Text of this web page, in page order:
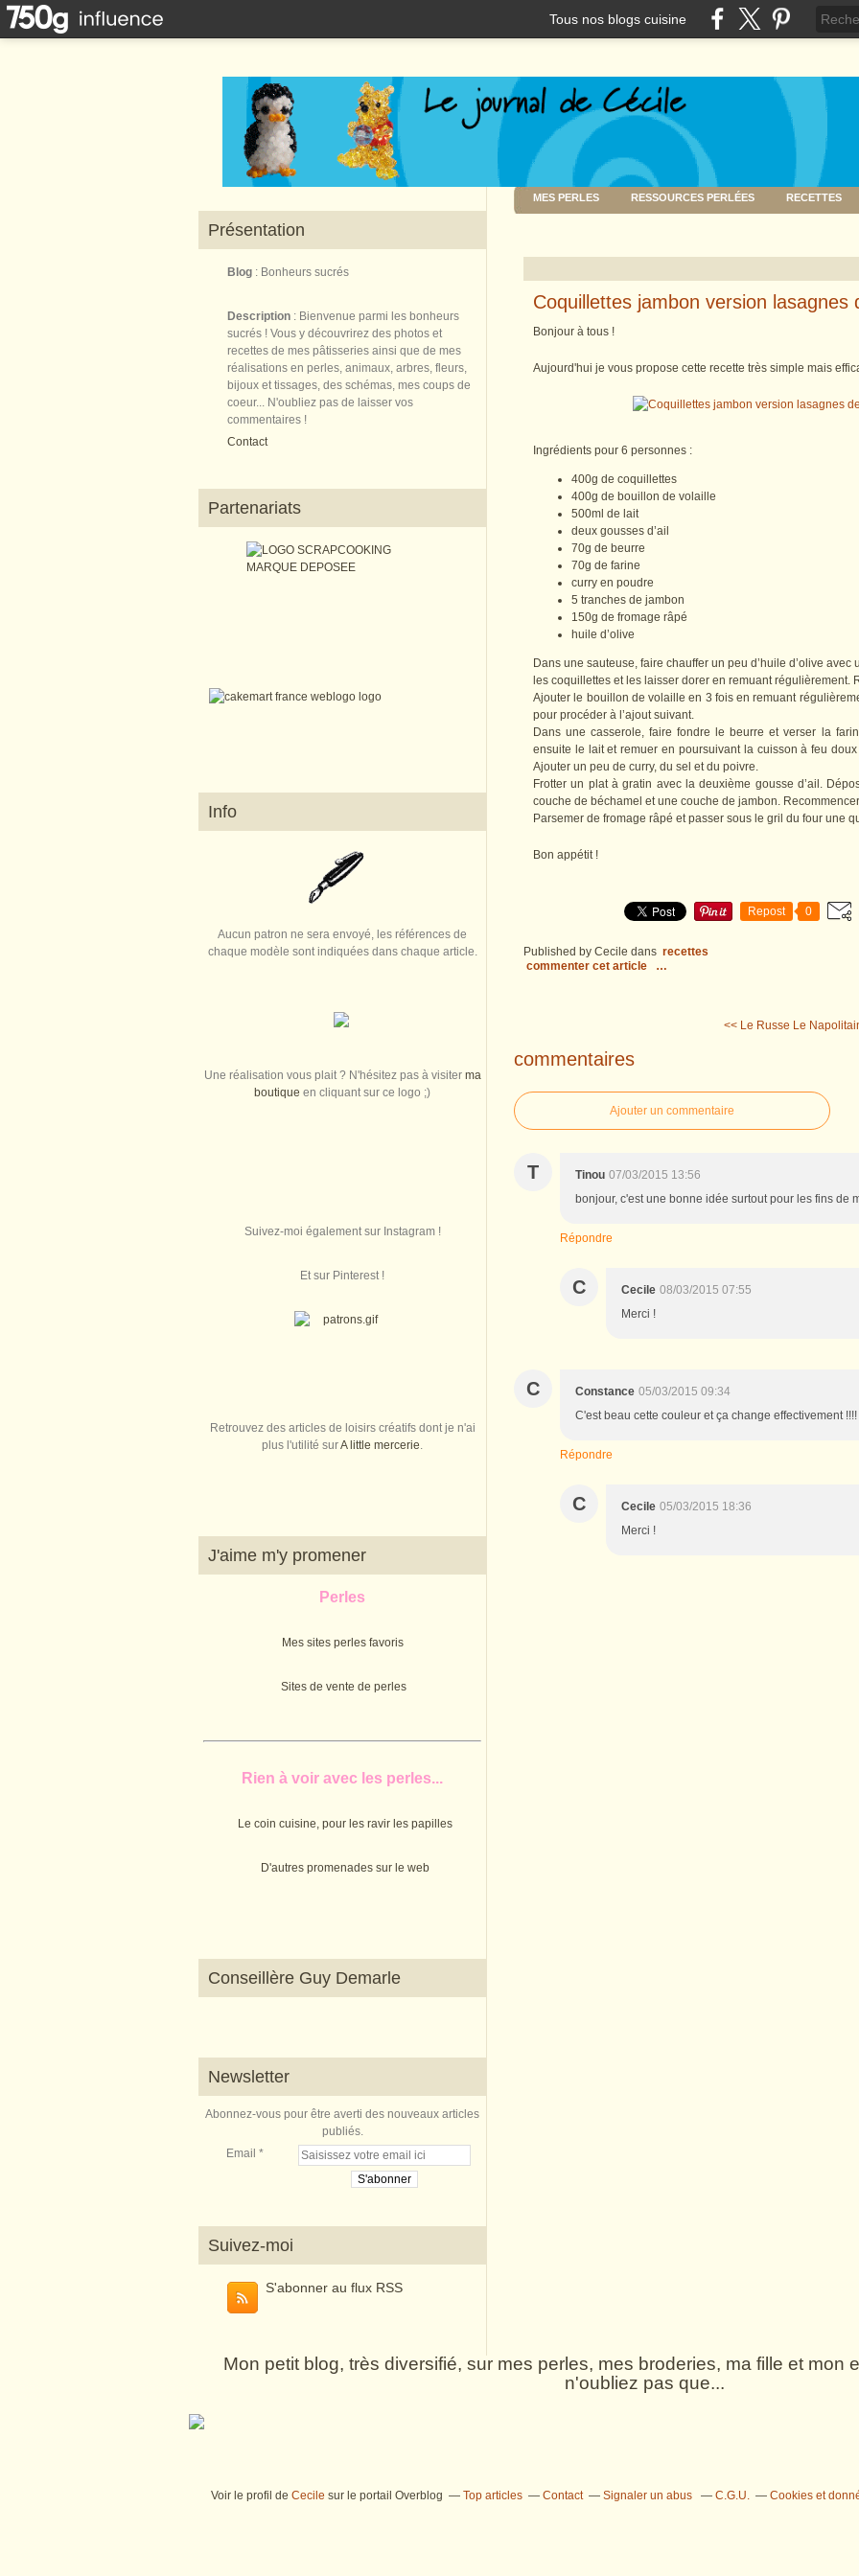
Tous nos blogs cuisine
Présentation
Blog : Bonheurs sucrés
Description : Bienvenue parmi les bonheurs
sucrés ! Vous y découvrirez des photos et
recettes de mes pâtisseries ainsi que de mes
réalisations en perles, animaux, arbres, fleurs,
bijoux et tissages, des schémas, mes coups de
coeur... N'oubliez pas de laisser vos
commentaires !
Contact
Partenariats
Info
Aucun patron ne sera envoyé, les références de
chaque modèle sont indiquées dans chaque article.
Une réalisation vous plait ? N'hésitez pas à visiter ma
boutique en cliquant sur ce logo ;)
Suivez-moi également sur Instagram !
Et sur Pinterest !
Retrouvez des articles de loisirs créatifs dont je n'ai
plus l'utilité surA little mercerie.
J'aime m'y promener
Perles
Mes sites perles favoris
Sites de vente de perles
Rien à voir avec les perles...
Le coin cuisine, pour les ravir les papilles
D'autres promenades sur le web
Conseillère Guy Demarle
Newsletter
Abonnez-vous pour être averti des nouveaux articles
publiés.
Email
Suivez-moi
S'abonner au flux RSS
MES PERLES RESSOURCES PERLÉES RECETTES
Coquillettes jambon version lasagnes
Bonjour à tous !
Aujourd'hui je vous propose cette recette très simple mais
Ingrédients pour 6 personnes :
400g de coquillettes
400g de bouillon de volaille
500ml de lait
deux gousses d’ail
70g de beurre
70g de farine
curry en poudre
5 tranches de jambon
150g de fromage râpé
huile d’olive
Dans une sauteuse, faire chauffer un peu d’huile d’olive
les coquillettes et les laisser dorer en remuant régulièrement.
Ajouter le bouillon de volaille en 3 fois en remuant
pour procéder à l’ajout suivant.
Dans une casserole, faire fondre le beurre et verser la
ensuite le lait et remuer en poursuivant la cuisson à feu
Ajouter un peu de curry, du sel et du poivre.
Frotter un plat à gratin avec la deuxième gousse d’ail.
couche de béchamel et une couche de jambon.
Parsemer de fromage râpé et passer sous le gril du four une
Bon appétit !
Repost 0
Published by Cecile dans recettes
commenter cet article
…
<< Le Russe Le
commentaires
Ajouter un commentaire
T Tinou 07/03/2015 13:56
bonjour, c'est une bonne idée surtout pour les fins de
Répondre
C Cecile 08/03/2015 07:55
Merci !
C Constance 05/03/2015 09:34
C'est beau cette couleur et ça change effectivement
Répondre
C Cecile 05/03/2015 18:36
Merci !
Mon petit blog, très diversifié, sur mes perles, mes broderies, ma fille et mon
n'oubliez pas que...
Voir le profil de Cecile sur le portail Overblog Top articles Contact Signaler un abus C.G.U. Cookies et